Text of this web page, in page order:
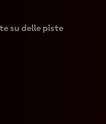
su delle piste